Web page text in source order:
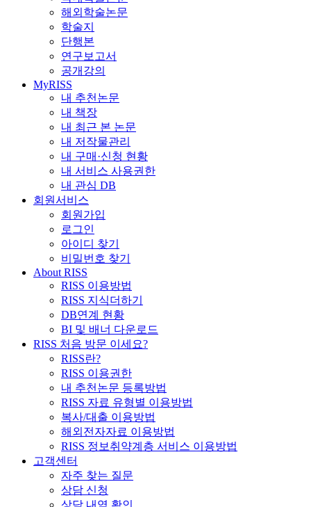
해외학술논문
학술지
단행본
연구보고서
공개강의
MyRISS
내 추천논문
내 책장
내 최근 본 논문
내 저작물관리
내 구매·신청 현황
내 서비스 사용권한
내 관심 DB
회원서비스
회원가입
로그인
아이디 찾기
비밀번호 찾기
About RISS
RISS 이용방법
RISS 지식더하기
DB연계 현황
BI 및 배너 다운로드
RISS 처음 방문 이세요?
RISS란?
RISS 이용권한
내 추천논문 등록방법
RISS 자료 유형별 이용방법
복사/대출 이용방법
해외전자자료 이용방법
RISS 정보취약계층 서비스 이용방법
고객센터
자주 찾는 질문
상담 신청
상담 내역 확인